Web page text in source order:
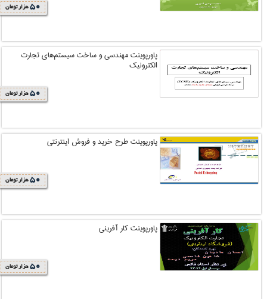
50 هزار تومان
پاورپوینت مهندسي و ساخت سيستم‌هاي تجارت
الکترونيک
50 هزار تومان
پاورپوینت طرح خريد و فروش اينترنتي
50 هزار تومان
پاورپوینت کار آفرینی
50 هزار تومان